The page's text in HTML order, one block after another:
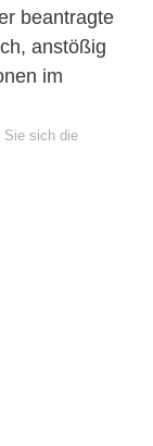
beantragte
anstößig
im
Sie sich die